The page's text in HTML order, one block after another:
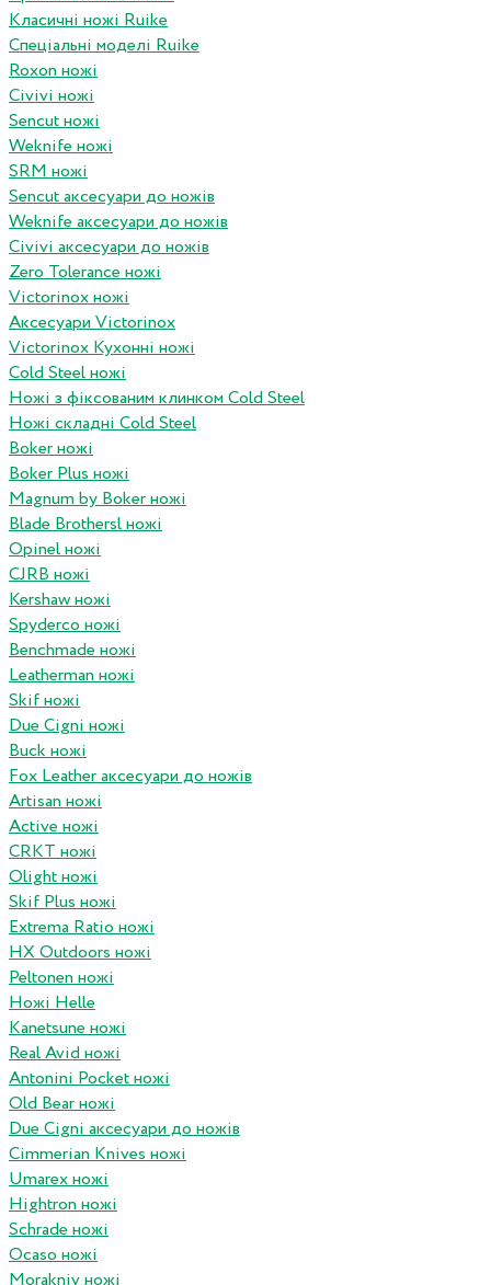
Класичні ножі Ruike
Спеціальні моделі Ruike
Roxon ножi
Civivi ножі
Sencut ножі
Weknife ножі
SRM ножі
Sencut аксесуари до ножів
Weknife аксесуари до ножів
Civivi аксесуари до ножів
Zero Tolerance ножі
Victorinox ножі
Аксесуари Victorinox
Victorinox Кухонні ножі
Cold Steel ножі
Ножі з фіксованим клинком Cold Steel
Ножі складні Cold Steel
Boker ножі
Boker Plus ножі
Magnum by Boker ножі
Blade Brothersl ножі
Opinel ножі
CJRB ножі
Kershaw ножі
Spyderco ножі
Benchmade ножі
Leatherman ножі
Skif ножі
Due Cigni ножі
Buck ножі
Fox Leather аксесуари до ножів
Artisan ножі
Active ножі
CRKT ножі
Olight ножі
Skif Plus ножі
Extrema Ratio ножі
HX Outdoors ножі
Peltonen ножі
Ножі Helle
Kanetsune ножі
Real Avid ножі
Antonini Pocket ножі
Old Bear ножі
Due Cigni аксесуари до ножів
Cimmerian Knives ножі
Umarex ножі
Hightron ножі
Schrade ножі
Ocaso ножі